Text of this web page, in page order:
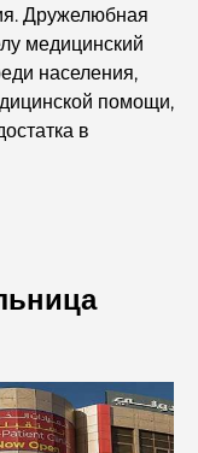
комплексное
полный
полное
2: путеводитель
кулинарное
Дружелюбная
медицинский
населения,
помощи,
в